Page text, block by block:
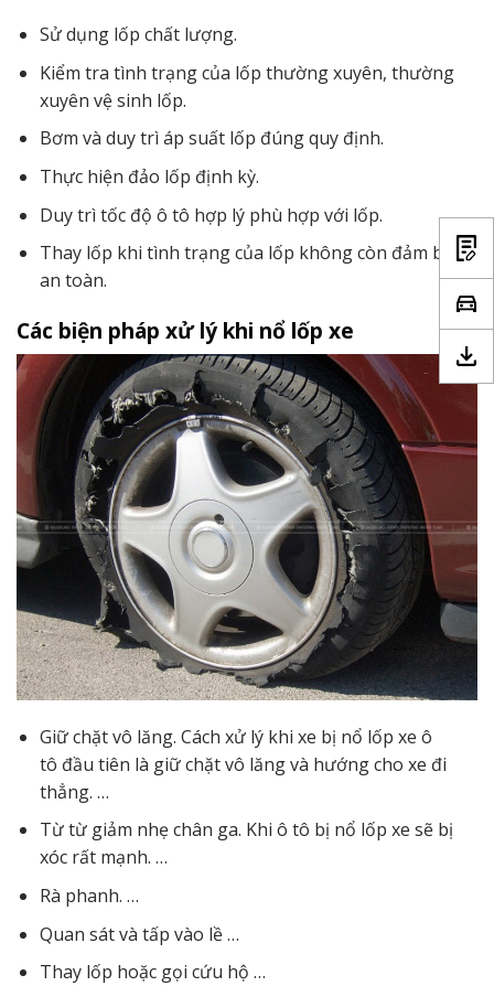
Sử dụng lốp chất lượng.
Kiểm tra tình trạng của lốp thường xuyên, thường
xuyên vệ sinh lốp.
Bơm và duy trì áp suất lốp đúng quy định.
Thực hiện đảo lốp định kỳ.
Duy trì tốc độ ô tô hợp lý phù hợp với lốp.
Thay lốp khi tình trạng của lốp không còn đảm bảo
an toàn.
Các biện pháp xử lý khi nổ lốp xe
Giữ chặt vô lăng. Cách xử lý khi xe bị nổ lốp xe ô
tô đầu tiên là giữ chặt vô lăng và hướng cho xe đi
thẳng. …
Từ từ giảm nhẹ chân ga. Khi ô tô bị nổ lốp xe sẽ bị
xóc rất mạnh. …
Rà phanh. …
Quan sát và tấp vào lề …
Thay lốp hoặc gọi cứu hộ …